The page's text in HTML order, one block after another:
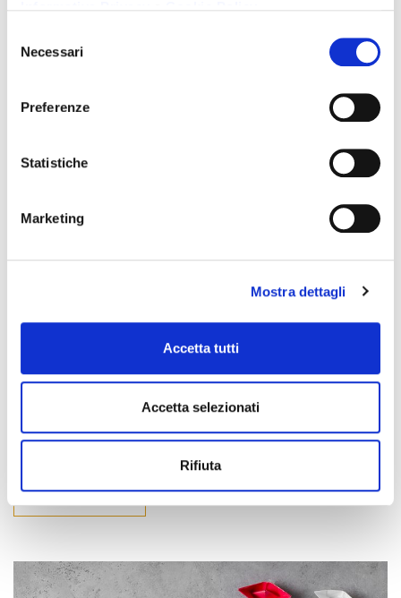
delNecessari
Preferenze
Statistiche
Marketing
Mostra dettagli
Accetta tutti
Accetta selezionati
Rifiuta
produttività dei collaboratori
Imprenditore Ho.Re.Ca.,Ristoratore E Imprenditore
Costruire Un Locale Di Successo
Scopri le 5 azioni di successo di un leader che...
Leggi tutto